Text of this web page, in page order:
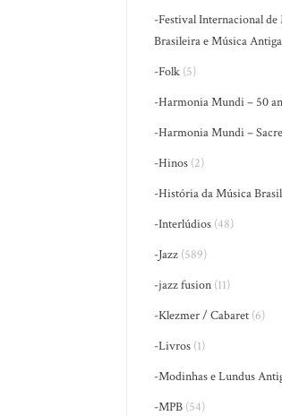
-Festival Internacional
Brasileira e Música
-Folk (5)
-Harmonia Mundi – 50
-Harmonia Mundi –
-Hinos (2)
-História da Música
-Interlúdios (48)
-Jazz (589)
-jazz fusion (11)
-Klezmer / Cabaret (6)
-Livros (1)
-Modinhas e Lundus
-MPB (54)